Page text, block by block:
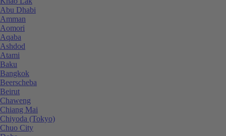
Abu Dhabi
Amman
Aomori
Aqaba
Ashdod
Atami
Baku
Bangkok
Beerscheba
Beirut
Chaweng
Chiang Mai
Chiyoda (Tokyo)
Chuo City